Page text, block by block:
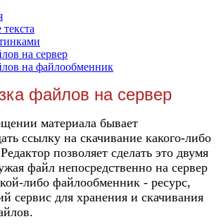
на сервер
на файлообменник
файлов на сервер
материала бывает
ссылку на скачивание какого-либо
позволяет сделать это двумя
файл непосредственно на сервер
либо файлообменник - ресурс,
сервис для хранения и скачивания